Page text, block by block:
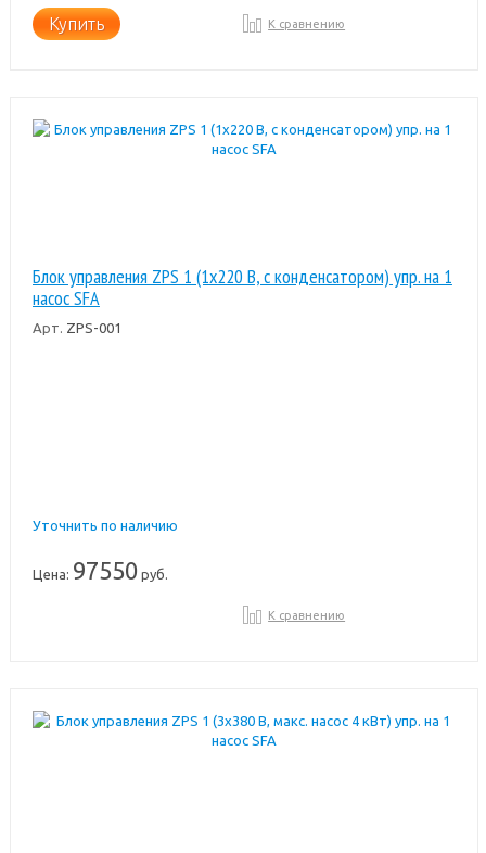
Купить К сравнению
Блок управления ZPS 1 (1x220 В, с конденсатором) упр. на 1
насос SFA
Арт. ZPS-001
Уточнить по наличию
Цена: 97550 руб.
К сравнению